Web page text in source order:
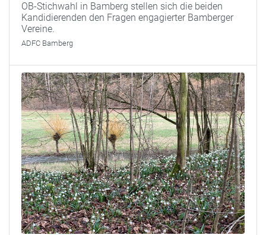
OB‑Stichwahl in Bamberg stellen sich die beiden
Kandidierenden den Fragen engagierter Bamberger
Vereine.
ADFC Bamberg